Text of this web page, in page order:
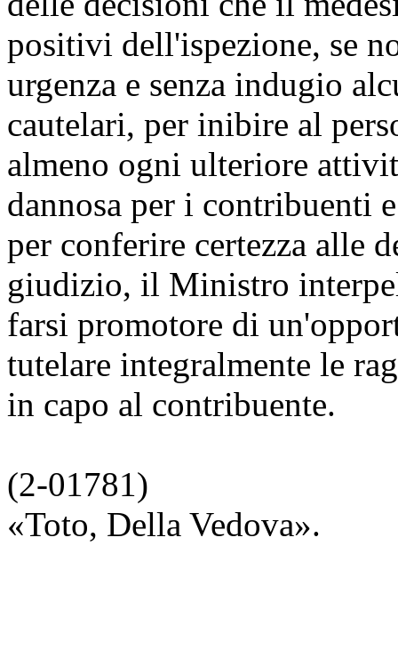
positivi dell'ispezione, se
urgenza e senza indugio
cautelari, per inibire al
almeno ogni ulteriore
dannosa per i contribuenti
per conferire certezza alle
giudizio, il Ministro
farsi promotore di
tutelare integralmente le
in capo al contribuente.
(2-01781)
«Toto, Della Vedova».